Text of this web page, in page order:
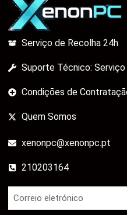
Serviço de Recolha 24h
Suporte Técnico:
Condições de
Quem Somos
xenonpc@xenonpc.pt
210203164